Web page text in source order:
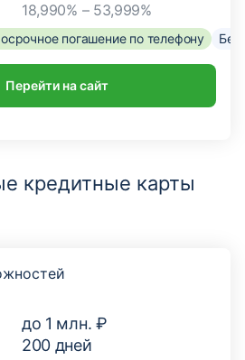
18,990% – 53,999%
погашение по телефону Без
Перейти на сайт
кредитные карты
до 1 млн. ₽
200 дней